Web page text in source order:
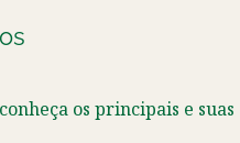
os principais e suas